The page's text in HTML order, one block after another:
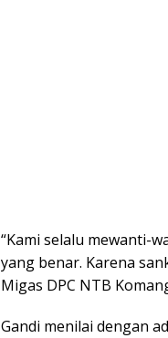
“Kami selalu mewanti-
yang benar. Karena
Migas DPC NTB
Gandi menilai dengan